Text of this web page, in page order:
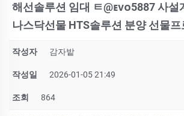
해선솔루션 임대 ㅌ@ᴇᴠᴏ5887 사설
나스닥선물 HTS솔루션 분양 선물프
작성자 감자밭
작성일 2026-01-05 21:49
조회 864